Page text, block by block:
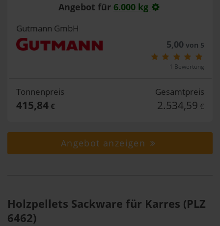
Angebot für 6.000 kg
Gutmann GmbH
5,00 von 5
1 Bewertung
Tonnenpreis
415,84€
Gesamtpreis
2.534,59 €
Angebot anzeigen
Holzpellets Sackware für Karres (PLZ
6462)